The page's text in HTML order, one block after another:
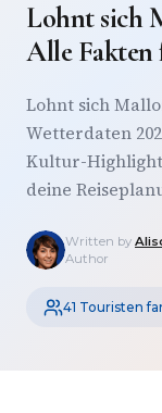
Lohnt sich
Alle Fakten
Lohnt sich
Wetterdaten
Kultur-
deine
Written by
Author
41 Touristen